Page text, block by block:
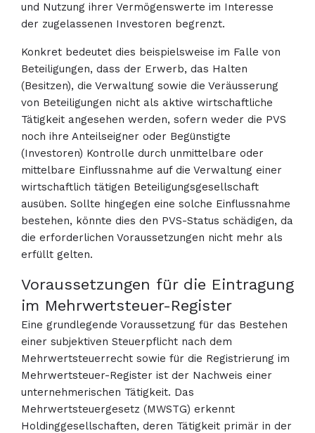
und Nutzung ihrer Vermögenswerte im Interesse
der zugelassenen Investoren begrenzt.
Konkret bedeutet dies beispielsweise im Falle von
Beteiligungen, dass der Erwerb, das Halten
(Besitzen), die Verwaltung sowie die Veräusserung
von Beteiligungen nicht als aktive wirtschaftliche
Tätigkeit angesehen werden, sofern weder die PVS
noch ihre Anteilseigner oder Begünstigte
(Investoren) Kontrolle durch unmittelbare oder
mittelbare Einflussnahme auf die Verwaltung einer
wirtschaftlich tätigen Beteiligungsgesellschaft
ausüben. Sollte hingegen eine solche Einflussnahme
bestehen, könnte dies den PVS-Status schädigen, da
die erforderlichen Voraussetzungen nicht mehr als
erfüllt gelten.
Voraussetzungen für die Eintragung
im Mehrwertsteuer-Register
Eine grundlegende Voraussetzung für das Bestehen
einer subjektiven Steuerpflicht nach dem
Mehrwertsteuerrecht sowie für die Registrierung im
Mehrwertsteuer-Register ist der Nachweis einer
unternehmerischen Tätigkeit. Das
Mehrwertsteuergesetz (MWSTG) erkennt
Holdinggesellschaften, deren Tätigkeit primär in der